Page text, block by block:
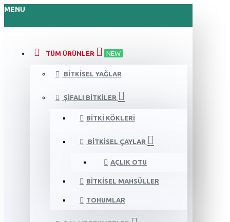
MENU
TÜM ÜRÜNLER NEW
BITKISEL YAĞLAR
ŞIFALI BITKILER
BITKI KÖKLERI
BITKISEL ÇAYLAR
AÇLIK OTU
BITKISEL MAHSÜLLER
TOHUMLAR